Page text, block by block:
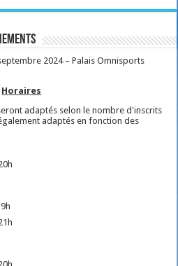
2024 – Palais Omnisports
Horaires
adaptés selon le nombre d'inscrits
adaptés en fonction des